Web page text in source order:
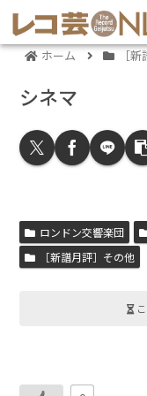
ホーム ［
シネマ
ロンドン交響楽団
［新譜月評］その他